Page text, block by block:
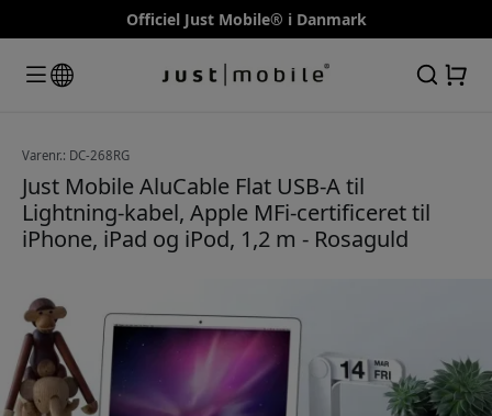
Officiel Just Mobile® i Danmark
Varenr.: DC-268RG
Just Mobile AluCable Flat USB-A til
Lightning-kabel, Apple MFi-certificeret til
iPhone, iPad og iPod, 1,2 m - Rosaguld